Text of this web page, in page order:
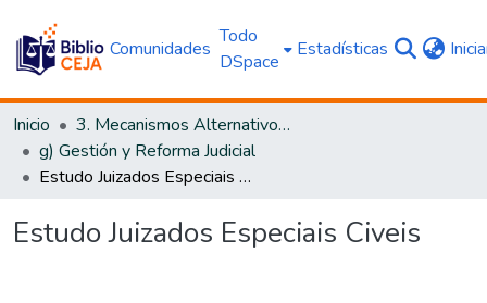
Comunidades
Todo
DSpace
Estadísticas
Inicio
3. Mecanismos Alternativos al Proceso Judicial
g) Gestión y Reforma Judicial
Estudo Juizados Especiais Civeis
Estudo Juizados Especiais Civeis